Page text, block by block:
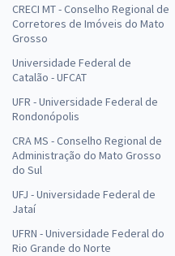
CRECI MT - Conselho Regional de
Corretores de Imóveis do Mato
Grosso
Universidade Federal de
Catalão - UFCAT
UFR - Universidade Federal de
Rondonópolis
CRA MS - Conselho Regional de
Administração do Mato Grosso
do Sul
UFJ - Universidade Federal de
Jataí
UFRN - Universidade Federal do
Rio Grande do Norte